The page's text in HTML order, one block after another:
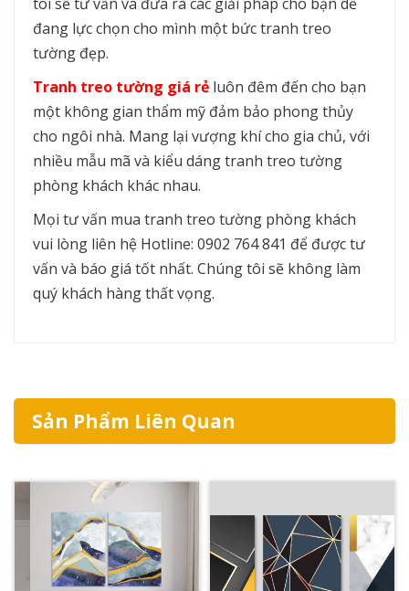
đang lực chọn cho mình một bức tranh treo
tường đẹp.
Tranh treo tường giá rẻ luôn đêm đến cho bạn
một không gian thẩm mỹ đảm bảo phong thủy
cho ngôi nhà. Mang lại vượng khí cho gia chủ, với
nhiều mẫu mã và kiểu dáng tranh treo tường
phòng khách khác nhau.
Mọi tư vấn mua tranh treo tường phòng khách
vui lòng liên hệ Hotline: 0902 764 841 để được tư
vấn và báo giá tốt nhất. Chúng tôi sẽ không làm
quý khách hàng thất vọng.
Sản Phẩm Liên Quan